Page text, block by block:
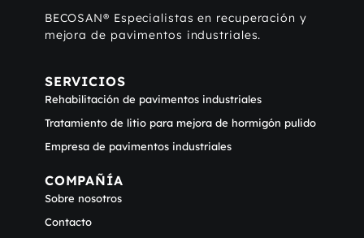
BECOSAN® Especialistas en recuperación y
mejora de pavimentos industriales.
SERVICIOS
Rehabilitación de pavimentos industriales
Tratamiento de litio para mejora de hormigón pulido
Empresa de pavimentos industriales
COMPAÑÍA
Sobre nosotros
Contacto